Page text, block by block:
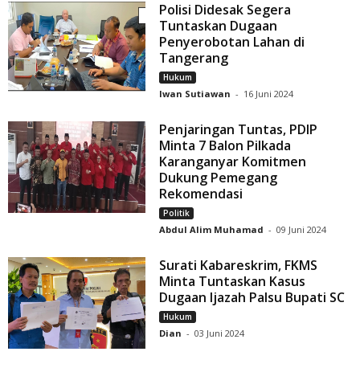
Polisi Didesak Segera
Tuntaskan Dugaan
Penyerobotan Lahan di
Tangerang
Hukum
Iwan Sutiawan - 16 Juni 2024
Penjaringan Tuntas, PDIP
Minta 7 Balon Pilkada
Karanganyar Komitmen
Dukung Pemegang
Rekomendasi
Politik
Abdul Alim Muhamad - 09 Juni 2024
Surati Kabareskrim, FKMS
Minta Tuntaskan Kasus
Dugaan Ijazah Palsu Bupati SC
Hukum
Dian - 03 Juni 2024